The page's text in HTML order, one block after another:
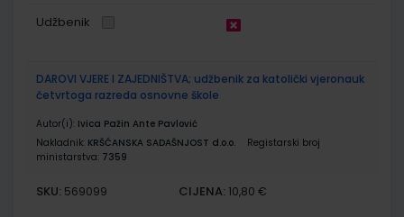
Udžbenik
DAROVI VJERE I ZAJEDNIŠTVA; udžbenik za katolički vjeronauk
četvrtoga razreda osnovne škole
Autor(i): Ivica Pažin Ante Pavlović
Nakladnik: KRŠĆANSKA SADAŠNJOST d.o.o.
Registarski broj
ministarstva: 7359
SKU: 569099 CIJENA: 10,80 €